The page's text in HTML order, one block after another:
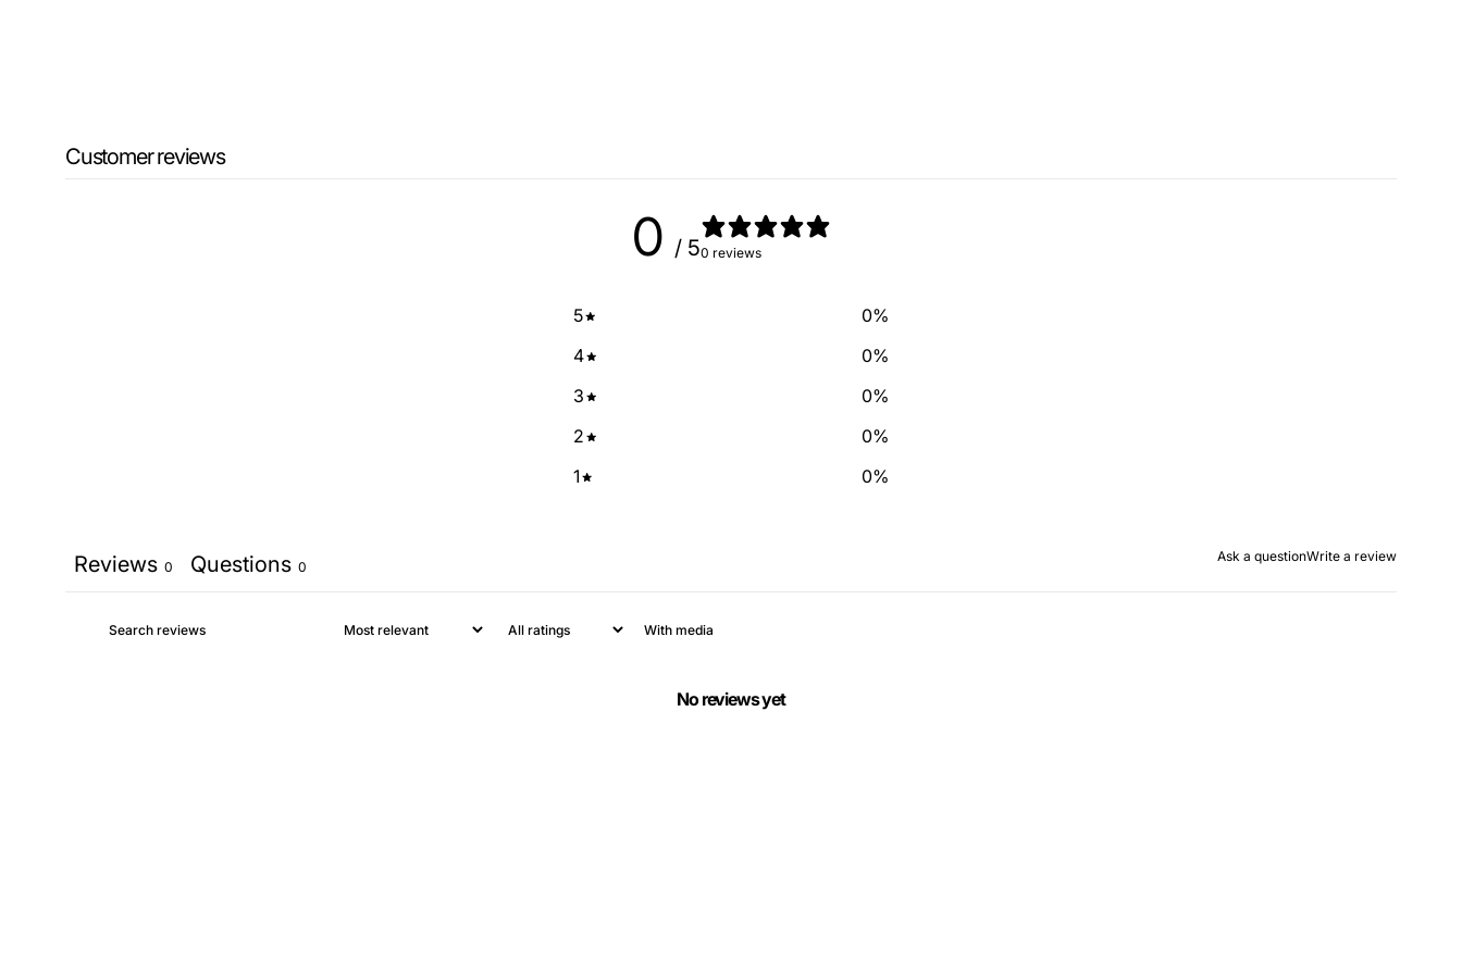
Customer reviews
0 / 50 reviews
5 0%
4
0%
3
0%
2
0%
1
0%
Ask a questionWrite a review
Reviews 0 Questions 0
With media
No reviews yet